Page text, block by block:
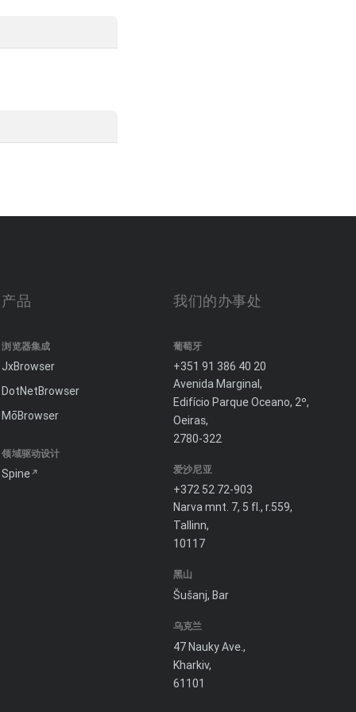
产品
浏览器集成
JxBrowser
DotNetBrowser
MōBrowser
领域驱动设计
Spine
我们的办事处
葡萄牙
+351 91 386 40 20
Avenida Marginal,
Edifício Parque Oceano, 2º,
Oeiras,
2780-322
爱沙尼亚
+372 52 72-903
Narva mnt. 7, 5 fl., r.559,
Tallinn,
10117
黑山
Šušanj, Bar
乌克兰
47 Nauky Ave.,
Kharkiv,
61101